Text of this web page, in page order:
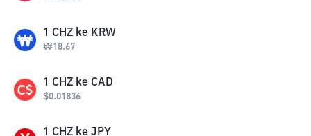
1 CHZ ke KRW
₩18.67
1 CHZ ke CAD
$0.01836
1 CHZ ke JPY